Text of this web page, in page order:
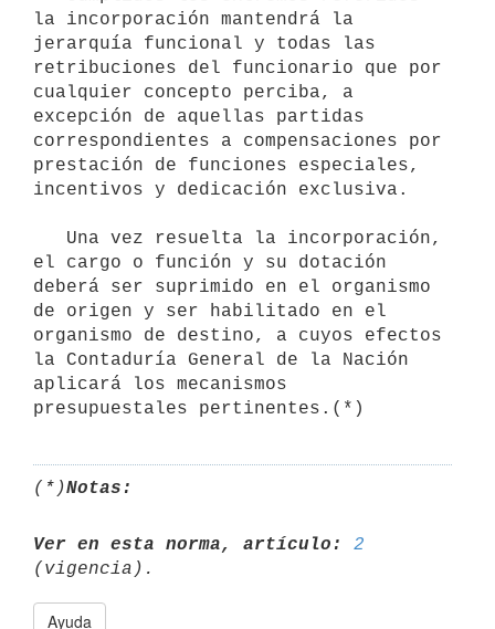
la incorporación mantendrá la
jerarquía funcional y todas las
retribuciones del funcionario que por
cualquier concepto perciba, a
excepción de aquellas partidas
correspondientes a compensaciones por
prestación de funciones especiales,
incentivos y dedicación exclusiva.
el cargo o función y su dotación
deberá ser suprimido en el organismo
de origen y ser habilitado en el
organismo de destino, a cuyos efectos
la Contaduría General de la Nación
aplicará los mecanismos
(*)Notas:
Ver en esta norma, artículo:
2
Ayuda